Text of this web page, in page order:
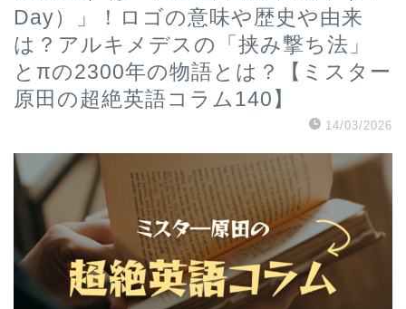
Day）」！ロゴの意味や歴史や由来
は？アルキメデスの「挟み撃ち法」
とπの2300年の物語とは？【ミスター
原田の超絶英語コラム140】
14/03/2026